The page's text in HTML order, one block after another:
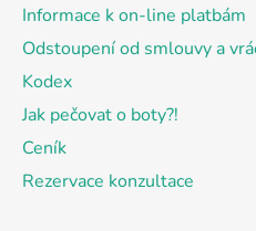
Informace k on-line platbám
Odstoupení od smlouvy a
Kodex
Jak pečovat o boty?!
Ceník
Rezervace konzultace